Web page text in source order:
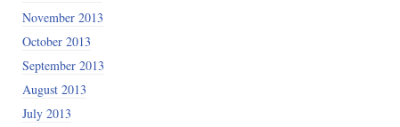
November 2013
October 2013
September 2013
August 2013
July 2013